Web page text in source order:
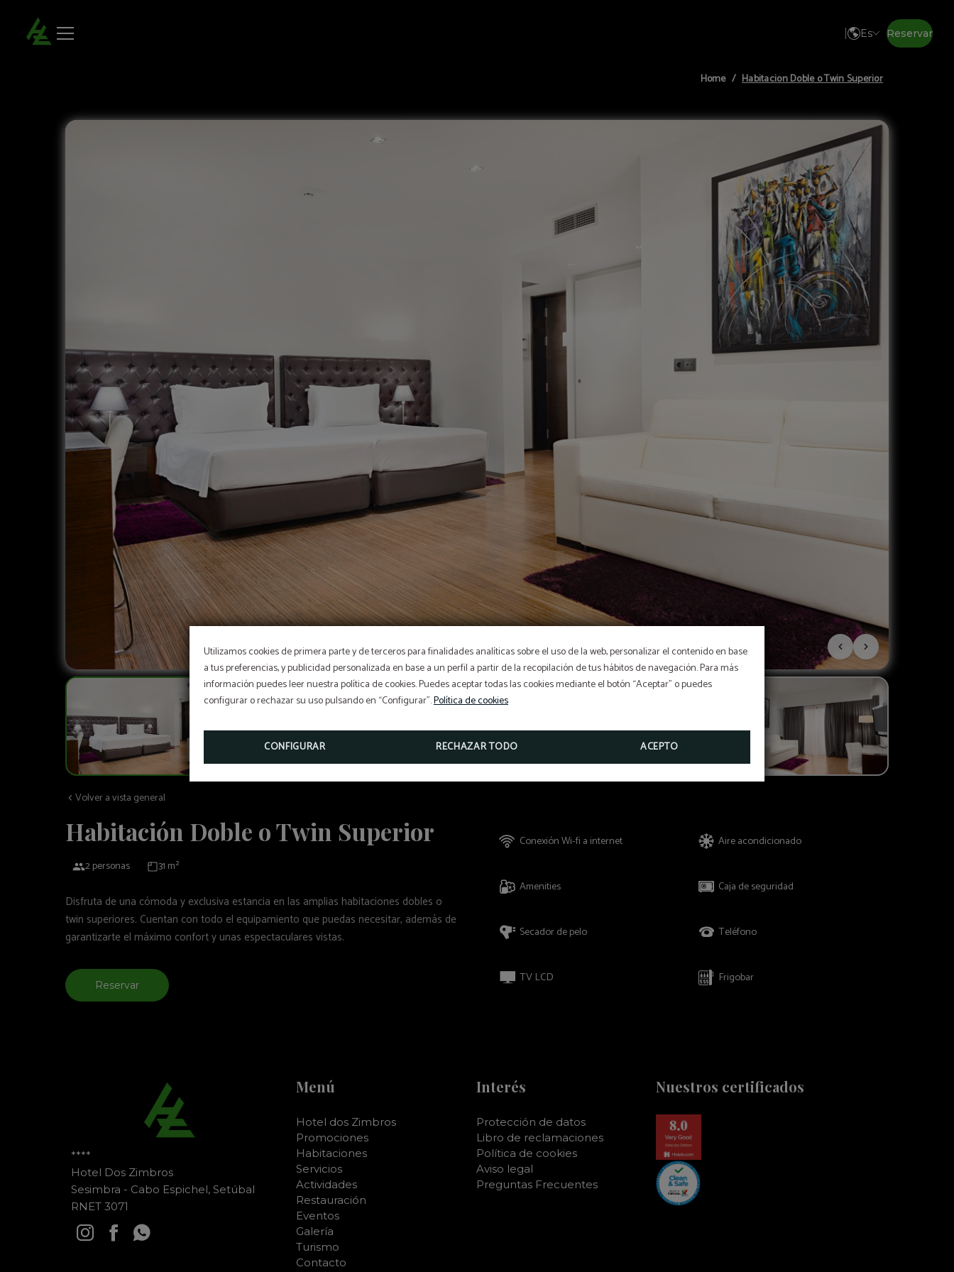
Utilizamos cookies de primera parte y de terceros para finalidades analíticas sobre el uso de la web, personalizar el contenido en base
a tus preferencias, y publicidad personalizada en base a un perfil a partir de la recopilación de tus hábitos de navegación. Para más
información puedes leer nuestra política de cookies. Puedes aceptar todas las cookies mediante el botón “Aceptar” o puedes
configurar o rechazar su uso pulsando en “Configurar”.Política de cookies
CONFIGURAR RECHAZAR TODO ACEPTO
Es Reservar
Home Habitación Doble o Twin Superior
Volver a vista general
Habitación Doble o Twin Superior
2 personas 31 m²
Disfruta de una cómoda y exclusiva estancia en las amplias habitaciones dobles o
twin superiores. Cuentan con todo el equipamiento que puedas necesitar, además de
garantizarte el máximo confort y unas espectaculares vistas.
Reservar
Conexión Wi-fi a internet Aire acondicionado
Amenities Caja de seguridad
Secador de pelo Teléfono
TV LCD Frigobar
****
Hotel Dos Zimbros
Sesimbra - Cabo Espichel, Setúbal
RNET 3071
Menú
Hotel dos Zimbros
Promociones
Habitaciones
Servicios
Actividades
Restauración
Eventos
Galería
Turismo
Contacto
Interés
Protección de datos
Libro de reclamaciones
Política de cookies
Aviso legal
Preguntas Frecuentes
Nuestros certificados